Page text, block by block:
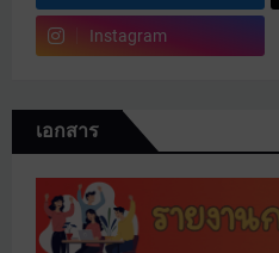
Instagram
เอกสาร